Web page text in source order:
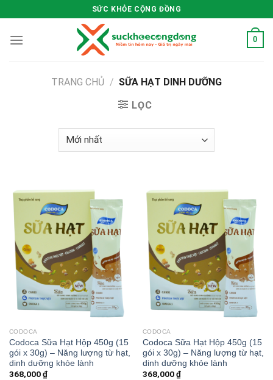
to
content
SỨC KHỎE CỘNG ĐỒNG
0
TRANG CHỦ / SỮA HẠT DINH DƯỠNG
LỌC
CODOCA
Codoca Sữa Hạt Hộp 450g (15
gói x 30g) – Năng lượng từ hạt,
dinh dưỡng khỏe lành
368,000₫
CODOCA
Codoca Sữa Hạt Hộp 450g (15
gói x 30g) – Năng lượng từ hạt,
dinh dưỡng khỏe lành
368,000₫